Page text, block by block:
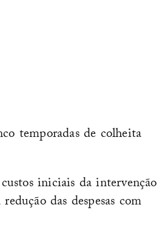
temporadas de colheita
iniciais da intervenção
das despesas com